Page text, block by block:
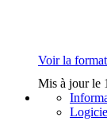
Voir la
Mis à jour le